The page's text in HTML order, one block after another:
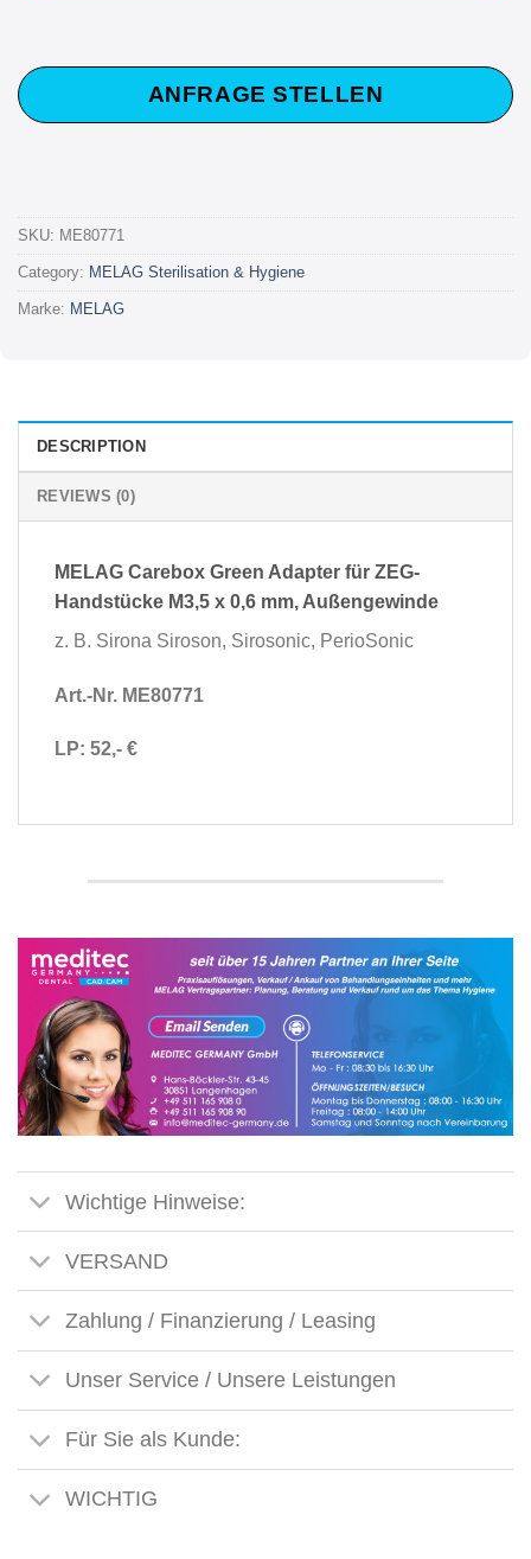
ANFRAGE STELLEN
SKU: ME80771
Category: MELAG Sterilisation & Hygiene
Marke: MELAG
DESCRIPTION
REVIEWS (0)
MELAG Carebox Green Adapter für ZEG-
Handstücke M3,5 x 0,6 mm, Außengewinde
z. B. Sirona Siroson, Sirosonic, PerioSonic
Art.-Nr. ME80771
LP: 52,- €
Wichtige Hinweise:
VERSAND
Zahlung / Finanzierung / Leasing
Unser Service / Unsere Leistungen
Für Sie als Kunde:
WICHTIG